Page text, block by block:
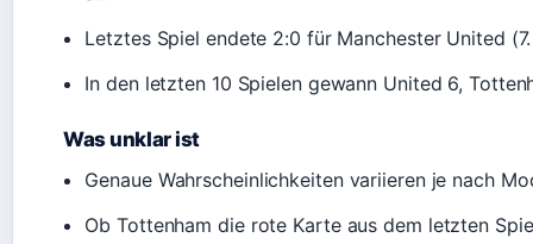
Letztes Spiel endete 2:0 für Manchester United
In den letzten 10 Spielen gewann United 6,
Was unklar ist
Genaue Wahrscheinlichkeiten variieren je nach
Ob Tottenham die rote Karte aus dem letzten